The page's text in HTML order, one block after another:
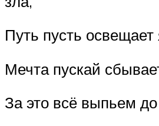
Путь пусть освещает
Мечта пускай
За это всё выпьем